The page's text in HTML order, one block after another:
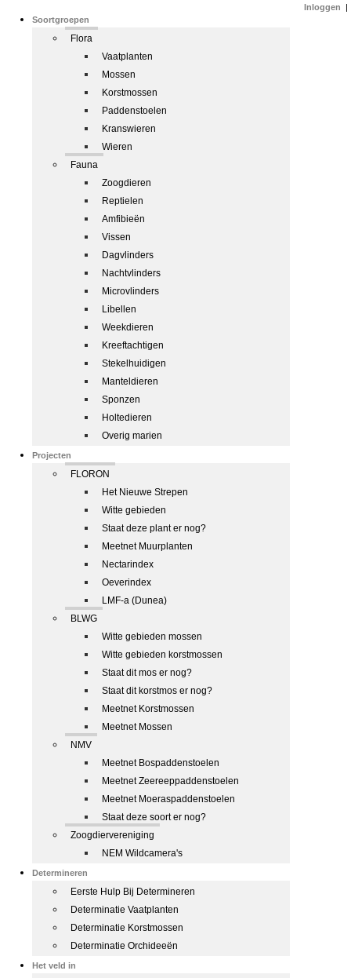
Soortgroepen
Flora
Vaatplanten
Mossen
Korstmossen
Paddenstoelen
Kranswieren
Wieren
Fauna
Zoogdieren
Reptielen
Amfibieën
Vissen
Dagvlinders
Nachtvlinders
Microvlinders
Libellen
Weekdieren
Kreeftachtigen
Stekelhuidigen
Manteldieren
Sponzen
Holtedieren
Overig marien
Projecten
FLORON
Het Nieuwe Strepen
Witte gebieden
Staat deze plant er nog?
Meetnet Muurplanten
Nectarindex
Oeverindex
LMF-a (Dunea)
BLWG
Witte gebieden mossen
Witte gebieden korstmossen
Staat dit mos er nog?
Staat dit korstmos er nog?
Meetnet Korstmossen
Meetnet Mossen
NMV
Meetnet Bospaddenstoelen
Meetnet Zeereeppaddenstoelen
Meetnet Moeraspaddenstoelen
Staat deze soort er nog?
Zoogdiervereniging
NEM Wildcamera's
Determineren
Eerste Hulp Bij Determineren
Determinatie Vaatplanten
Determinatie Korstmossen
Determinatie Orchideeën
Het veld in
Inloggen |